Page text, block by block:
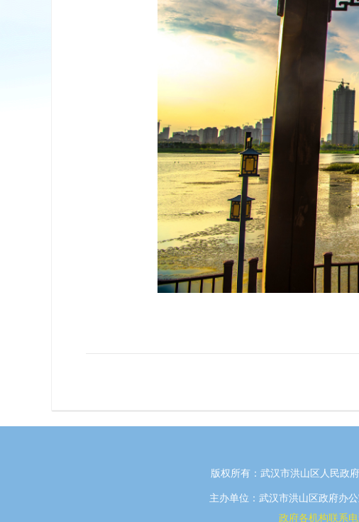
版权所有：武汉市洪山区人民政府
主办单位：武汉市洪山区政府办
政府各机构联系